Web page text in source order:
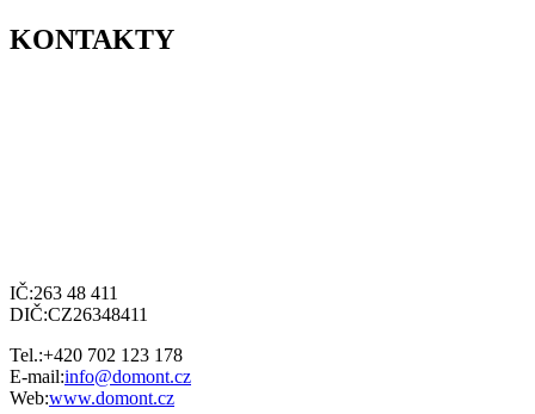
KONTAKTY
IČ:263 48 411
DIČ:CZ26348411
Tel.:+420 702 123 178
E-mail:info@domont.cz
Web:www.domont.cz